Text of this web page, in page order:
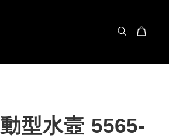
型水壼 5565-